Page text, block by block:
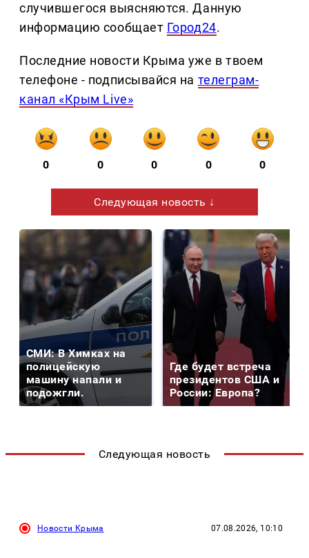
случившегося выясняются. Данную
информацию сообщает Город24.
Последние новости Крыма уже в твоем
телефоне - подписывайся на телеграм-
канал «Крым Live»
0 0 0 0 0
Следующая новость ↓
СМИ: В Химках на
полицейскую
машину напали и
подожгли.
Где будет встреча
президентов США и
России: Европа?
Следующая новость
Новости Крыма 07.08.2026, 10:10